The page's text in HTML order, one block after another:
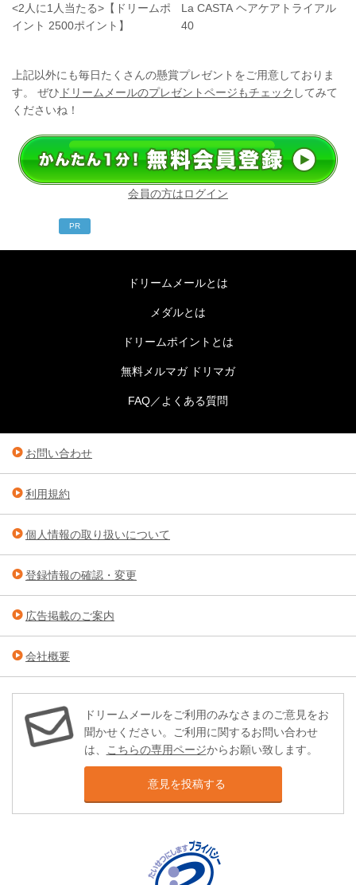
<2人に1人当たる>【ドリームポ
イント 2500ポイント】
La CASTA ヘアケアトライアル
40
上記以外にも毎日たくさんの懸賞プレゼントをご用意しておりま
す。 ぜひ ドリームメールのプレゼントページもチェック してみて
くださいね！
会員の方はログイン
PR
ドリームメールとは
メダルとは
ドリームポイントとは
無料メルマガ ドリマガ
FAQ／よくある質問
お問い合わせ
利用規約
個人情報の取り扱いについて
登録情報の確認・変更
広告掲載のご案内
会社概要
ドリームメールをご利用のみなさまのご意見をお
聞かせください。ご利用に関するお問い合わせ
は、
こちらの専用ページからお願い致します。
意見を投稿する